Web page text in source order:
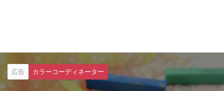
広告 カラーコーディネーター